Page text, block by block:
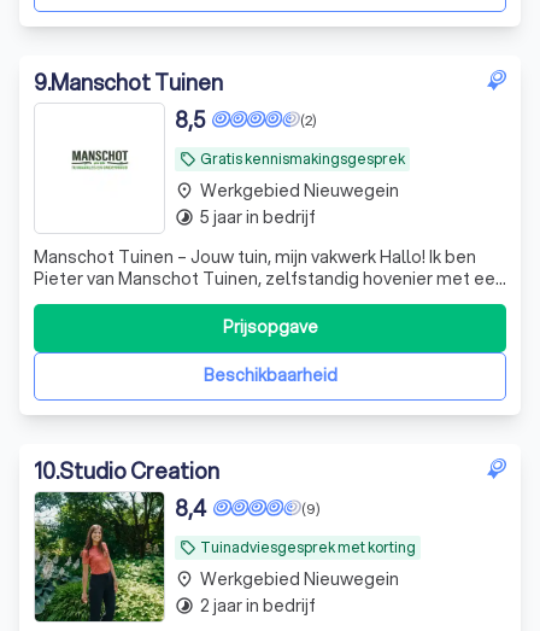
9.Manschot Tuinen
local_offer Gratis kennismakingsgesprek
(2)
8,5
Manschot Tuinen – Jouw tuin, mijn vakwerk Hallo! Ik ben
Pieter van Manschot Tuinen, zelfstandig hovenier met een
passie voor buitenruimte. Of het nu gaat om een
onderhoudsvriendelijke tuin, een grote, sfeervolle tuin vol
beplanting, of een mooie houten overkapping — ik zorg
dat jouw tuin helemaal kBeschikbaarheid
Prijsopgave
place Werkgebied Nieuwegein
timelapse 5 jaar in bedrijf
10.Studio Creation
local_offer Tuinadviesgesprek met korting
(9)
8,4
place Werkgebied Nieuwegein
timelapse 2 jaar in bedrijf